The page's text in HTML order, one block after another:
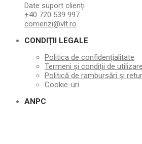
Date suport clienți
+40 720 539 997
comenzi@vlt.ro
CONDIȚII LEGALE
Politica de confidențialitate
Termeni și condiții de utilizare
Politică de rambursări și
Cookie-uri
ANPC